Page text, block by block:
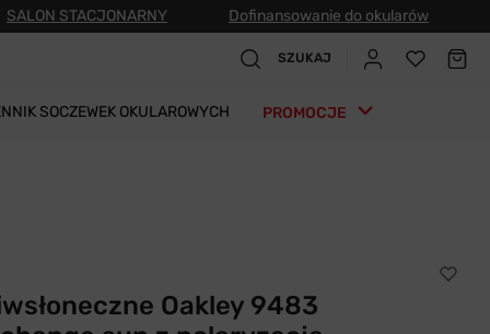
SALON STACJONARNY Dofinansowanie do okularów
SZUKAJ
SOCZEWEK OKULAROWYCH PROMOCJE
Oakley 9483